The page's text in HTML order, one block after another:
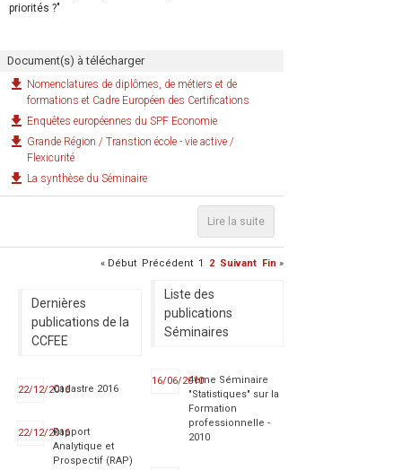
priorités ?"
Document(s) à télécharger
Nomenclatures de diplômes, de métiers et de
formations et Cadre Européen des Certifications
Enquêtes européennes du SPF Economie
Grande Région / Transtion école - vie active /
Flexicurité
La synthèse du Séminaire
Lire la suite
« Début Précédent 1 2 Suivant Fin »
Dernières
publications de la
CCFEE
22/12/2016Cadastre 2016
22/12/2016Rapport
Analytique et
Prospectif (RAP)
Liste des
publications
Séminaires
16/06/20104ème Séminaire
"Statistiques" sur la
Formation
professionnelle -
2010